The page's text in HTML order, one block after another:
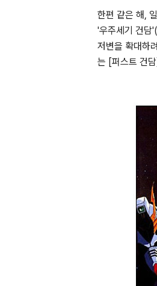
한편 같은 해,
'우주세기 건담
저변을 확대하
는 [퍼스트 건